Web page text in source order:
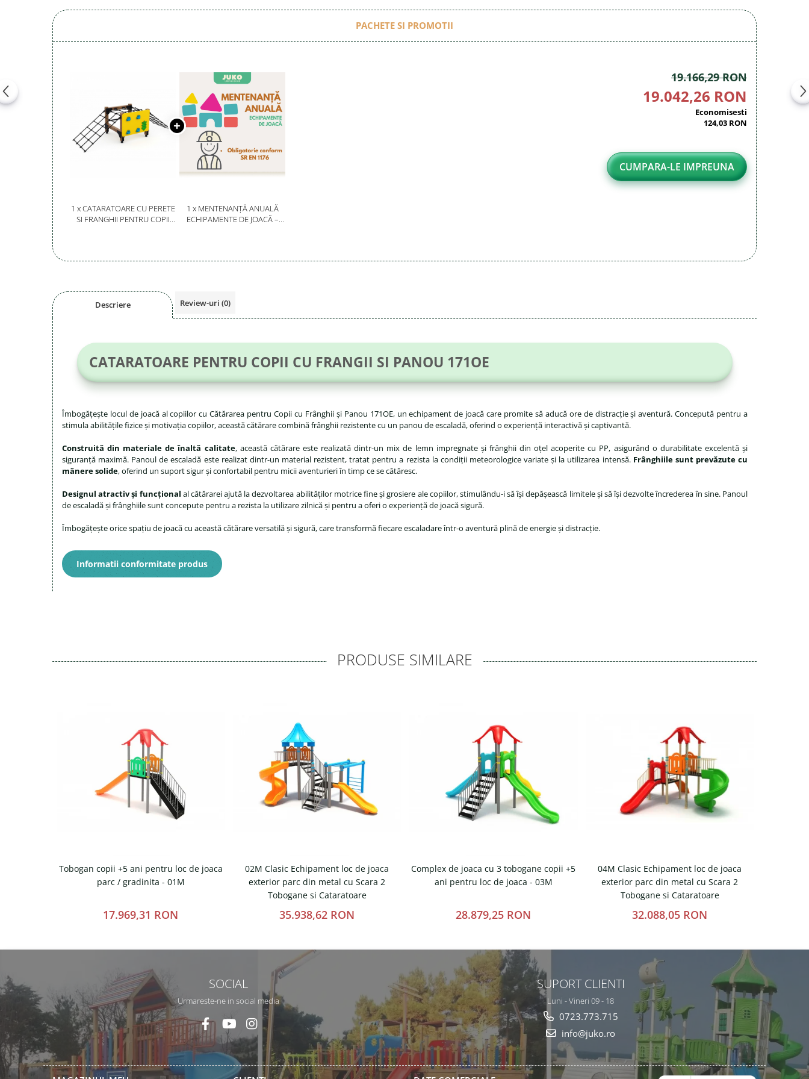
Mobilier urban
DIZABILITATI
PACHETE SI PROMOTII
1 x CATARATOARE CU PERETE
SI FRANGHII PENTRU COPII
1 x MENTENANȚĂ ANUALĂ
ECHIPAMENTE DE JOACĂ –
19.166,29 RON
19.042,26 RON
Economisesti
124,03 RON
CUMPARA-LE IMPREUNA
Descriere Review-uri (0)
CATARATOARE PENTRU COPII CU FRANGII SI PANOU 171OE
Îmbogățește locul de joacă al copiilor cu Cătărarea pentru Copii cu Frânghii și Panou 171OE, un echipament de joacă care promite să aducă ore de distracție și aventură. Concepută pentru a
stimula abilitățile fizice și motivația copiilor, această cătărare combină frânghii rezistente cu un panou de escaladă, oferind o experiență interactivă și captivantă.
Construită din materiale de înaltă calitate, această cătărare este realizată dintr-un mix de lemn impregnate și frânghii din oțel acoperite cu PP, asigurând o durabilitate excelentă și
siguranță maximă. Panoul de escaladă este realizat dintr-un material rezistent, tratat pentru a rezista la condiții meteorologice variate și la utilizarea intensă. Frânghiile sunt prevăzute cu
mânere solide, oferind un suport sigur și confortabil pentru micii aventurieri în timp ce se cătăresc.
Designul atractiv și funcțional al cătărarei ajută la dezvoltarea abilităților motrice fine și grosiere ale copiilor, stimulându-i să își depășească limitele și să își dezvolte încrederea în sine. Panoul
de escaladă și frânghiile sunt concepute pentru a rezista la utilizare zilnică și pentru a oferi o experiență de joacă sigură.
Îmbogățește orice spațiu de joacă cu această cătărare versatilă și sigură, care transformă fiecare escaladare într-o aventură plină de energie și distracție.
Informatii conformitate produs
PRODUSE SIMILARE
Tobogan copii +5 ani pentru loc de joaca
parc / gradinita - 01M
17.969,31 RON
02M Clasic Echipament loc de joaca
exterior parc din metal cu Scara 2
Tobogane si Cataratoare
35.938,62 RON
Complex de joaca cu 3 tobogane copii +5
ani pentru loc de joaca - 03M
28.879,25 RON
04M Clasic Echipament loc de joaca
exterior parc din metal cu Scara 2
Tobogane si Cataratoare
32.088,05 RON
SOCIAL
Urmareste-ne in social media
SUPORT CLIENTI
Luni - Vineri 09 - 18
0723.773.715
info@juko.ro